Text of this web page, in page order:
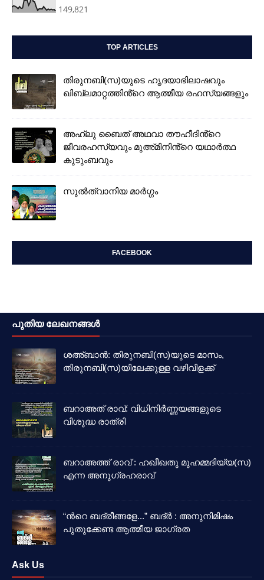
149,821
TOP ARTICLES
തിരുനബി(സ)യുടെ ഹൃദയാഭിലാഷവും
ഖിബ്‌ലമാറ്റത്തിൻ്റെ ആത്മീയ രഹസ്യങ്ങളും
അഹ്‌ലു ബൈത് അഥവാ തൗഹീദിൻ്റെ
ജീവരഹസ്യവും മുഅ്മിനിൻ്റെ യഥാർത്ഥ
കുടുംബവും
സുൽത്വാനിയ മാർഗ്ഗം
FACEBOOK
പുതിയ ലേഖനങ്ങൾ
ശഅ്ബാൻ: തിരുനബി(സ)യുടെ മാസം,
തിരുനബി(സ)യിലേക്കുള്ള വഴിവിളക്ക്
ബറാഅത് രാവ്: വിധിനിർണ്ണയങ്ങളുടെ
വിശുദ്ധ രാത്രി
ബറാഅത്ത് രാവ് : ഹഖീഖതു മുഹമ്മദിയ്യ(സ)
എന്ന അനുഗ്രഹരാവ്
“ൻറെ ബദ്‌രീങ്ങളേ...” ബദ്‌ർ : അനുനിമിഷം
പുതുക്കേണ്ട ആത്മീയ ജാഗ്രത
Ask Us